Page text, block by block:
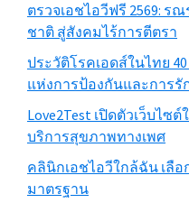
ตรวจเอชไอวีฟรี 2569: ร
ชาติ สู่สังคมไร้การตีตรา
ประวัติโรคเอดส์ในไทย
แห่งการป้องกันและการรั
Love2Test เปิดตัวเว็บไซ
บริการสุขภาพทางเพศ
คลินิกเอชไอวีใกล้ฉัน เลื
มาตรฐาน